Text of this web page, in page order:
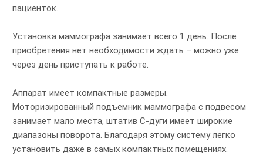
пациенток.
Установка маммографа занимает всего 1 день. После
приобретения нет необходимости ждать – можно уже
через день приступать к работе.
Аппарат имеет компактные размеры.
Моторизированный подъемник маммографа с подвесом
занимает мало места, штатив C-дуги имеет широкие
диапазоны поворота. Благодаря этому систему легко
установить даже в самых компактных помещениях.